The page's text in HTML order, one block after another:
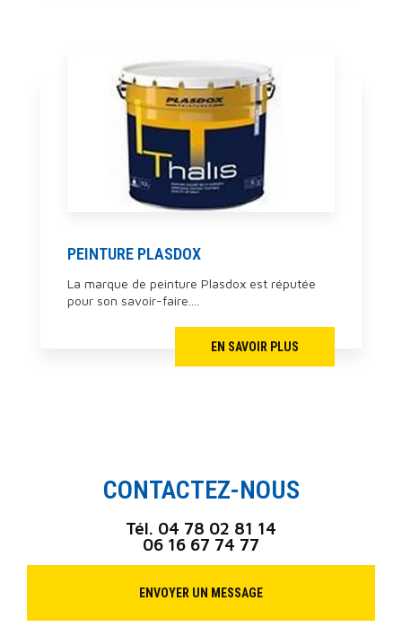
PEINTURE PLASDOX
La marque de peinture Plasdox est réputée
pour son savoir-faire....
EN SAVOIR PLUS
CONTACTEZ-NOUS
Tél. 04 78 02 81 14
06 16 67 74 77
ENVOYER UN MESSAGE